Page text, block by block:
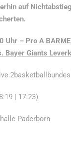
auf
– Pro A
Bayer Giants
| 17:23)
Paderborn